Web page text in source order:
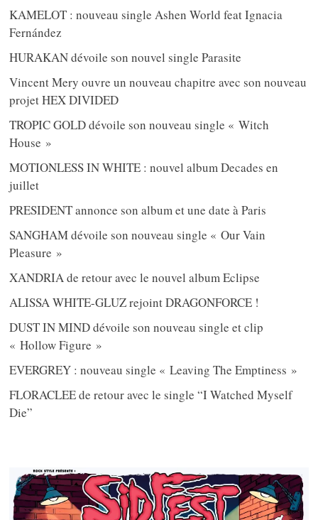
KAMELOT : nouveau single Ashen World feat Ignacia
Fernández
HURAKAN dévoile son nouvel single Parasite
Vincent Mery ouvre un nouveau chapitre avec son nouveau
projet HEX DIVIDED
TROPIC GOLD dévoile son nouveau single « Witch
House »
MOTIONLESS IN WHITE : nouvel album Decades en
juillet
PRESIDENT annonce son album et une date à Paris
SANGHAM dévoile son nouveau single « Our Vain
Pleasure »
XANDRIA de retour avec le nouvel album Eclipse
ALISSA WHITE-GLUZ rejoint DRAGONFORCE !
DUST IN MIND dévoile son nouveau single et clip
« Hollow Figure »
EVERGREY : nouveau single « Leaving The Emptiness »
FLORACLEE de retour avec le single “I Watched Myself
Die”